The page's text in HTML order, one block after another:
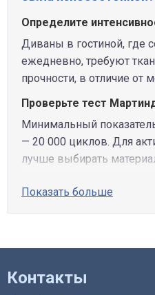
Определите
Диваны в гостиной, где
ежедневно, требуют
прочности, в отличие от
Проверьте тест
Минимальный
— 20 000 циклов. Для
лучше выбирать
Показать больше
Контакты